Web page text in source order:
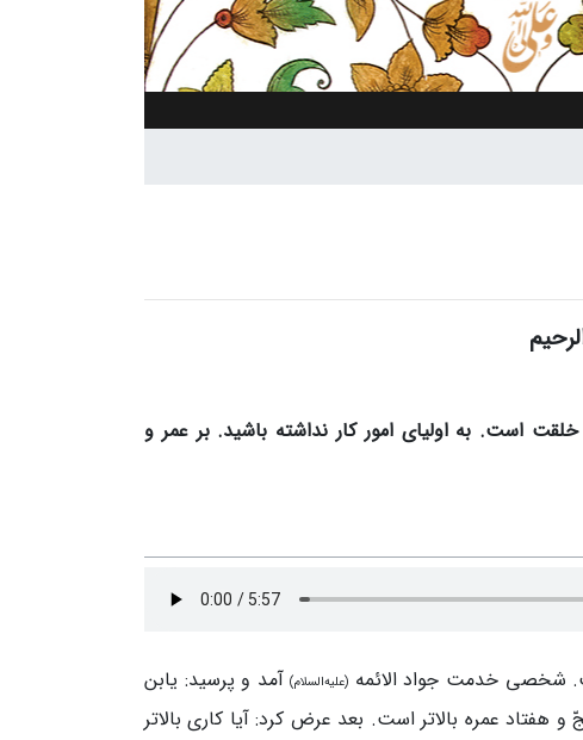
خلقت است. به اولیای امور کار نداشته‌ باشید. بر عمر و
شخصی خدمت جواد الائمه (علیه‌السلام)آمد و پرسید: یابن‌
هفتاد عمره بالاتر است. بعد عرض کرد: آیا کاری بالاتر